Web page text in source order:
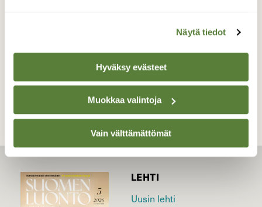
Näytä tiedot
Hyväksy evästeet
Muokkaa valintoja
Vain välttämättömät
TAKAISIN LISTAAN
LEHTI
Uusin lehti